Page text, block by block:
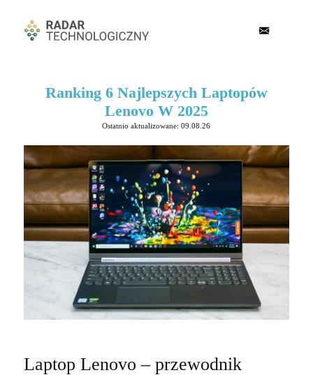
Ranking 6 Najlepszych Laptopów
Lenovo W 2025
Ostatnio aktualizowane: 09.08.26
Laptop Lenovo – przewodnik